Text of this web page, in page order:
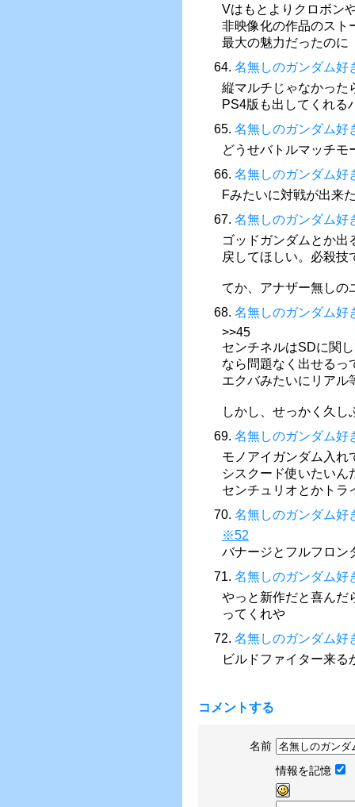
Vはもとよりクロボン
非映像化の作品のスト
最大の魅力だったのに
64. 名無しのガンダム好
縦マルチじゃなかった
PS4版も出してくれる
65. 名無しのガンダム好
どうせバトルマッチモ
66. 名無しのガンダム好
Fみたいに対戦が出来
67. 名無しのガンダム好
ゴッドガンダムとか出
戻してほしい。必殺技
てか、アナザー無しの
68. 名無しのガンダム好
>>45
センチネルはSDに関
なら問題なく出せるっ
エクバみたいにリアル
しかし、せっかく久
69. 名無しのガンダム好
モノアイガンダム入れ
シスクード使いたいん
センチュリオとかトラ
70. 名無しのガンダム好
※52
バナージとフルフロン
71. 名無しのガンダム好
やっと新作だと喜んだ
ってくれや
72. 名無しのガンダム好
ビルドファイター来る
コメントする
名前
情報を記憶